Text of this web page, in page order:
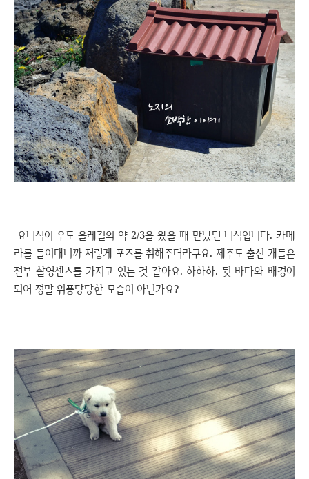
요녀석이 우도 올레길의 약 2/3을 왔을 때 만났던 녀석입니다. 카메
라를 들이대니까 저렇게 포즈를 취해주더라구요. 제주도 출신 개들은
전부 촬영센스를 가지고 있는 것 같아요. 하하하. 뒷 바다와 배경이
되어 정말 위풍당당한 모습이 아닌가요?